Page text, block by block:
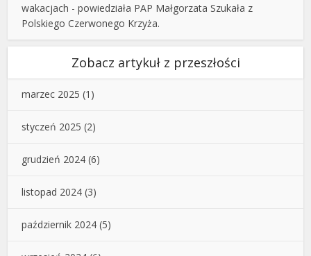
wakacjach - powiedziała PAP Małgorzata Szukała z
Polskiego Czerwonego Krzyża.
Zobacz artykuł z przeszłości
marzec 2025 (1)
styczeń 2025 (2)
grudzień 2024 (6)
listopad 2024 (3)
październik 2024 (5)